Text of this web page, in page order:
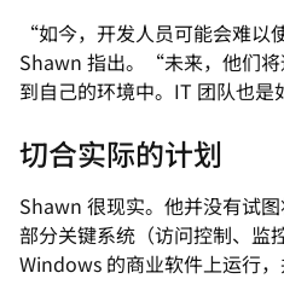
“如今，开发人员可能会难以
Shawn 指出。“未来，他们
到自己的环境中。IT 团队也是
切合实际的计划
Shawn 很现实。他并没有试
部分关键系统（访问控制、监
Windows 的商业软件上运行，